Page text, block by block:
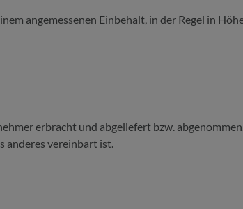
angemessenen Einbehalt, in der Regel in
erbracht und abgeliefert bzw.
anderes vereinbart ist.